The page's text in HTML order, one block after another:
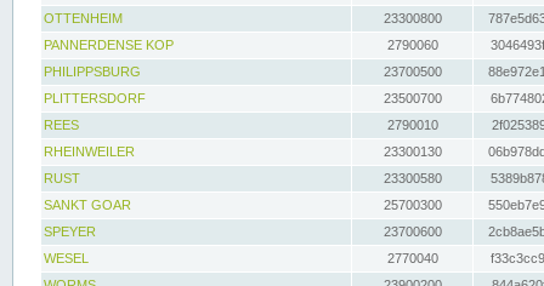
OTTENHEIM
23300800
PANNERDENSE KOP
2790060
PHILIPPSBURG
23700500
PLITTERSDORF
23500700
REES
2790010
RHEINWEILER
23300130
RUST
23300580
SANKT GOAR
25700300
SPEYER
23700600
WESEL
2770040